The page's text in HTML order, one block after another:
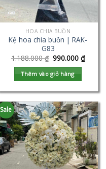
HOA CHIA BUỒN
Kệ hoa chia buồn | RAK-
G83
1.188.000₫ 990.000₫
Thêm vào giỏ hàng
Sale